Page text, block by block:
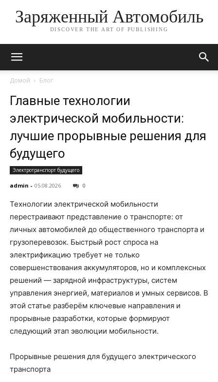
Заряженный Автомобиль
DISCOVER THE ART OF PUBLISHING
Домой Блог
Главные технологии
электрической мобильности:
лучшие прорывные решения для
будущего
Электротранспорт будущего
admin - 05.08.2026 0
Технологии электрической мобильности
перестраивают представление о транспорте: от
личных автомобилей до общественного транспорта и
грузоперевозок. Быстрый рост спроса на
электрификацию требует не только
совершенствования аккумуляторов, но и комплексных
решений — зарядной инфраструктуры, систем
управления энергией, материалов и умных сервисов. В
этой статье разберём ключевые направления и
прорывные разработки, которые формируют
следующий этап эволюции мобильности.
Прорывные решения для будущего электрического
транспорта